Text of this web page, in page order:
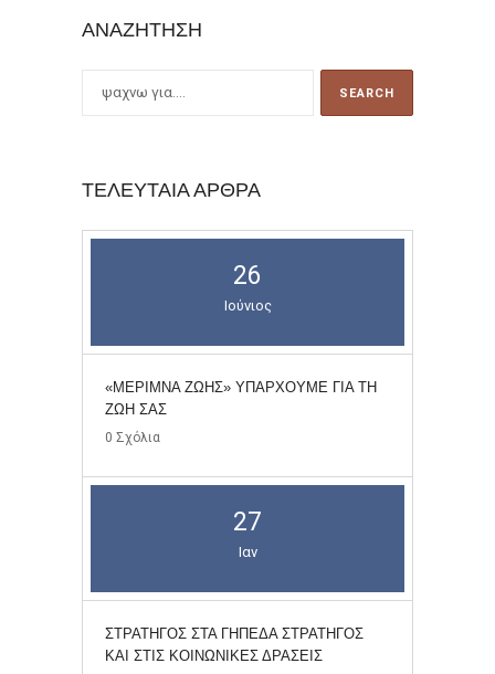
ΑΝΑΖΉΤΗΣΗ
ΤΕΛΕΥΤΑΊΑ ΆΡΘΡΑ
26
Ιούνιος
«ΜΕΡΙΜΝΑ ΖΩΗΣ» ΥΠΑΡΧΟΥΜΕ ΓΙΑ ΤΗ
ΖΩΗ ΣΑΣ
0 Σχόλια
27
Ιαν
ΣΤΡΑΤΗΓΌΣ ΣΤΑ ΓΉΠΕΔΑ ΣΤΡΑΤΗΓΌΣ
ΚΑΙ ΣΤΙΣ ΚΟΙΝΩΝΙΚΈΣ ΔΡΆΣΕΙΣ